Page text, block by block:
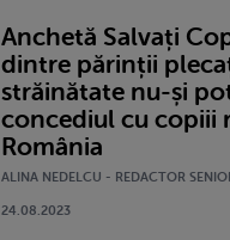
Anchetă Salvați
dintre părinții
străinătate nu-și
concediul cu copiii
România
ALINA NEDELCU - REDACTOR
24.08.2023